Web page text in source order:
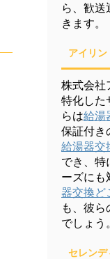
ら、歓
きます。
アイリン
株式会社
特化した
らは給湯
保証付き
給湯器交
でき、特
ーズにも
器交換ど
も、彼
でしょう。
セレンデ